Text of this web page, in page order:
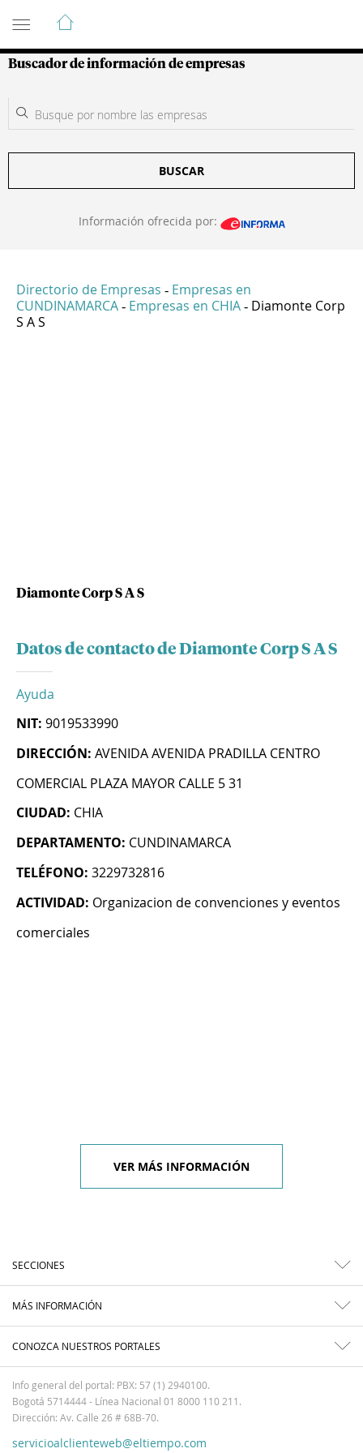
Guía de Empresas Colombianas
Buscador de información de empresas
BUSCAR
Información ofrecida por:
Directorio de Empresas - Empresas en
CUNDINAMARCA - Empresas en CHIA - Diamonte Corp
S A S
Diamonte Corp S A S
Datos de contacto de Diamonte Corp S A S
Ayuda
NIT: 9019533990
DIRECCIÓN: AVENIDA AVENIDA PRADILLA CENTRO
COMERCIAL PLAZA MAYOR CALLE 5 31
CIUDAD: CHIA
DEPARTAMENTO: CUNDINAMARCA
TELÉFONO: 3229732816
ACTIVIDAD: Organizacion de convenciones y eventos
comerciales
VER MÁS INFORMACIÓN
SECCIONES
MÁS INFORMACIÓN
CONOZCA NUESTROS PORTALES
Info general del portal: PBX: 57 (1) 2940100.
Bogotá 5714444 - Línea Nacional 01 8000 110 211.
Dirección: Av. Calle 26 # 68B-70.
servicioalclienteweb@eltiempo.com